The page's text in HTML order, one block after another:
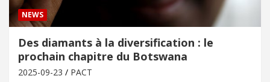
NEWS
Des diamants à la diversification : le
prochain chapitre du Botswana
2025-09-23 PACT